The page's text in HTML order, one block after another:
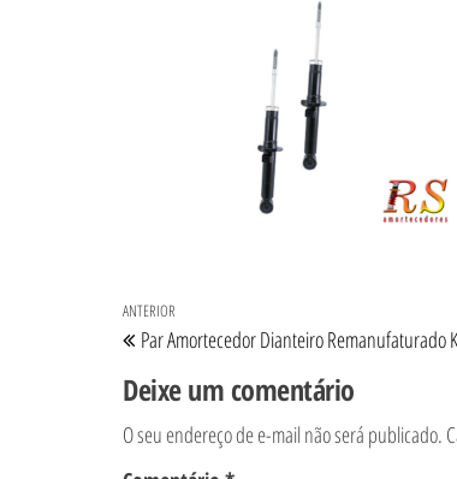
Navegação de Post
Post anterior
ANTERIOR
Par Amortecedor Dianteiro Remanufaturado
Deixe um comentário
O seu endereço de e-mail não será publicado.